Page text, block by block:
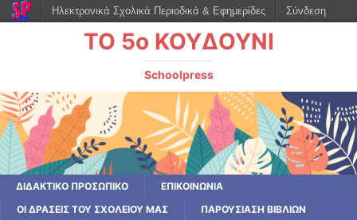
ΤΟ 5ο ΚΟΥΔΟΥΝΙ
Schoolpress
ΔΙΔΑΚΤΙΚΟ ΠΡΟΣΩΠΙΚΟ
ΕΠΙΚΟΙΝΩΝΙΑ
ΟΙ ΔΡΆΣΕΙΣ ΤΟΥ ΣΧΟΛΕΊΟΥ ΜΑΣ
ΠΑΡΟΥΣΙΑΣΗ ΒΙΒΛΙΩΝ
Ηλεκτρονικά Σχολικά Περιοδικά & Εφημερίδες Σύνδεση